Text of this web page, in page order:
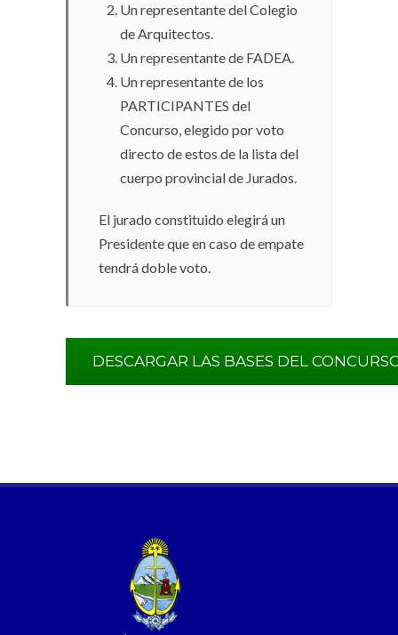
Un representante del Colegio
de Arquitectos.
Un representante de FADEA.
Un representante de los
PARTICIPANTES del
Concurso, elegido por voto
directo de estos de la lista del
cuerpo provincial de Jurados.
El jurado constituido elegirá un
Presidente que en caso de empate
tendrá doble voto.
DESCARGAR LAS BASES DEL